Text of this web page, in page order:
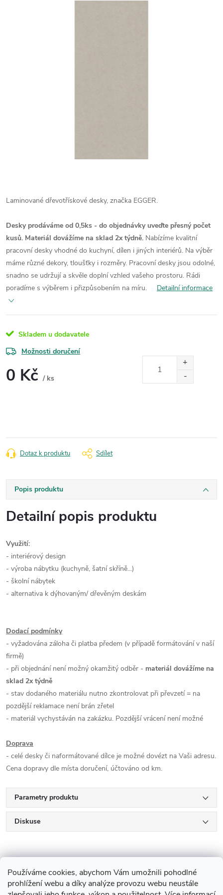
Používáme cookies, abychom Vám umožnili pohodlné
prohlížení webu a díky analýze provozu webu neustále
Laminované dřevotřískové desky, značka EGGER.
Desky prodáváme od 0,5ks - do objednávky uveďte přesný počet
kusů. Materiál dovážíme na sklad 2x týdně. Nabízíme kvalitní
pracovní desky vhodné do kuchyní, dílen i jiných interiérů. Na výběr
máme různé dekory, tloušťky i rozměry. Pracovní desky jsou odolné,
snadno se udržují a skvěle doplní vzhled vašeho prostoru. Rádi
poradíme s výběrem i přizpůsobením na míru.
Detailní informace
Skladem u dodavatele
Možnosti doručení
0 Kč / ks
Dotaz k produktu Sdílet
Popis produktu
Detailní popis produktu
Využití:
- interiérový design
- výroba nábytku (kuchyně, šatní skříně...)
- školní nábytek
- alternativa k dýhovaným/ dřevěným deskám
Dodací podmínky
- vyžadována záloha či platba předem (v případě formátování v naší
firmě)
- při objednání není možný okamžitý odběr - materiál dovážíme na
sklad 2x týdně
- stav dodaného materiálu nutno zkontrolovat při převzetí = na
pozdější reklamace není brán zřetel
- materiál vychystáván na zakázku. Pozdější vrácení není možné
Doprava
- celé desky či naformátované dílce je možné dovézt na Vaši adresu.
Cena dopravy dle místa doručení, účtováno od km.
Parametry produktu
Diskuse